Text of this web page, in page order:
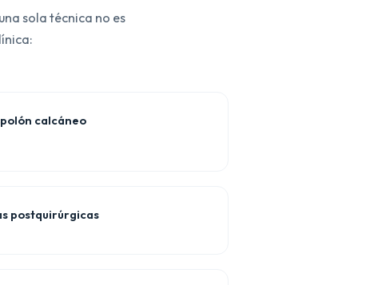
sola técnica no es
calcáneo
postquirúrgicas